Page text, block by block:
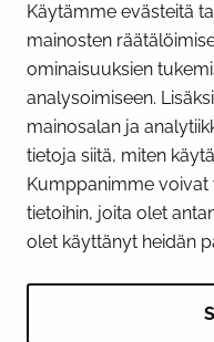
Käytämme evästeitä
mainosten
ominaisuuksien
analysoimiseen.
mainosalan ja
tietoja siitä, miten
Kumppanimme voivat
tietoihin, joita olet
olet käyttänyt heidän
Näytä